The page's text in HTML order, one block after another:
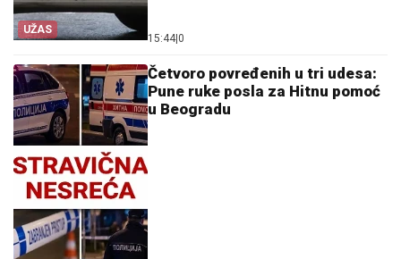
UŽAS
15:44|0
Četvoro povređenih u tri udesa:
Pune ruke posla za Hitnu pomoć
u Beogradu